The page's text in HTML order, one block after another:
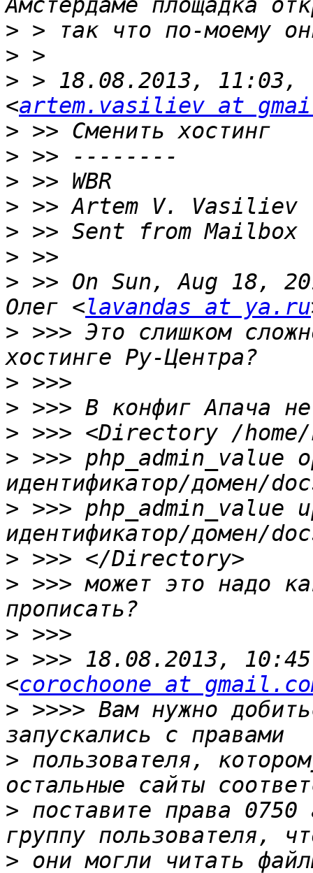
>
>
> > 18.08.2013,
<artem.vasiliev at
>
>
>
>
>
>
> >> On Sun, Aug 18,
Олег <lavandas at ya.ru
> >>> Это слишком
>
>
>
> >>> php_admin_value
> >>> php_admin_value
>
> >>> может это надо
>
> >>> 18.08.2013,
<corochoone at
> >>>> Вам нужно
> пользователя,
> поставите права
>